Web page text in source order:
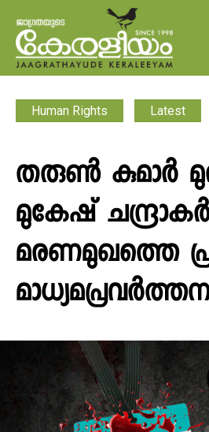
Human Rights Latest
തരുൺ കുമാർ
മുകേഷ്
മരണമുഖത്തെ